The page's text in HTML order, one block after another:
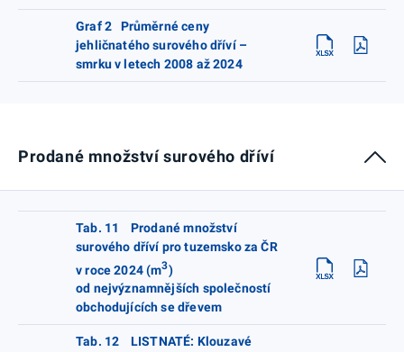
Graf 2 Průměrné ceny
jehličnatého surového dříví –
smrku v letech 2008 až 2024
Prodané množství surového dříví
Tab. 11 Prodané množství
surového dříví pro tuzemsko za ČR
v roce 2024 (m3)
od nejvýznamnějších společností
obchodujících se dřevem
Tab. 12 LISTNATÉ: Klouzavé